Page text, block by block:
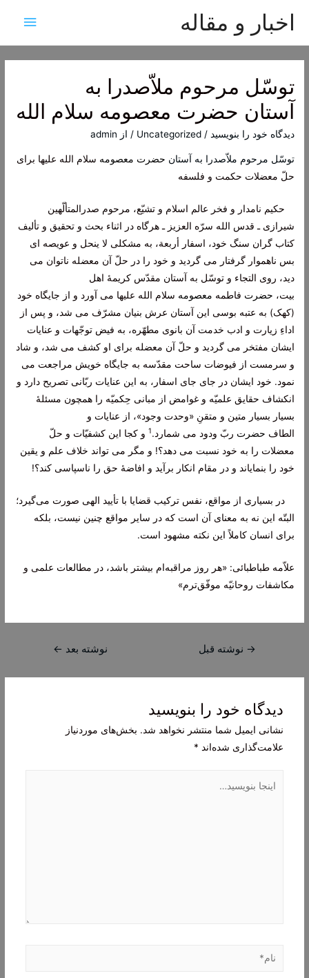
اخبار و مقاله
اصلی
توسّل مرحوم ملاّصدرا به
آستان حضرت معصومه سلام الله
دیدگاه‌ خود را بنویسید /
Uncategorized / از admin
توسّل مرحوم ملاّصدرا به آستان حضرت معصومه سلام الله علیها برای
حلّ معضلات حکمت و فلسفه
حکیم نامدار و فخر عالم اسلام و تشیّع، مرحوم صدرالمتألّهین
شیرازی ـ قدس الله سرّه العزیز ـ هرگاه در اثناء بحث و تحقیق و تألیف
کتاب گران سنگ خود، اسفار أربعة، به مشکلی لا ینحل و عویصه ای
بس ناهموار گرفتار می گردید و خود را در حلّ آن معضله ناتوان می
دید، روی التجاء و توسّل به آستان مقدّس کریمۀ اهل
بیت، حضرت فاطمه معصومه سلام الله علیها می آورد و از جایگاه خود
(کهک) به عتبه بوسی این آستان عرش بنیان مشرّف می شد، و پس از
اداءِ زیارت و ادب خدمت آن بانوی مطهّره، به فیض توجّهات و عنایات
ایشان مفتخر می گردید و حلّ آن معضله برای او کشف می شد، و شاد
و سرمست از فیوضات ساحت مقدّسه به جایگاه خویش مراجعت می
نمود. خود ایشان در جای جای اسفار ، به این عنایات ربّانی تصریح دارد و
انکشاف حقایق علمیّه و غوامض از مبانی حِکمیّه را همچون مسئلۀ
بسیار بسیار متین و متقنِ «وحدت وجود»، از عنایات و
الطاف حضرت ربّ ودود می شمارد.1 و کجا این کشفیّات و حلّ
معضلات را به خود نسبت می دهد؟! و مگر می تواند خلاف علم و یقین
خود را بنمایاند و در مقام انکار برآید و افاضۀ حق را ناسپاسی کند؟!
در بسیاری از مواقع، نفس ترکیب قضایا با تأیید الهی صورت می‌گیرد؛
البتّه این نه به معنای آن است که در سایر مواقع چنین نیست، بلکه
برای انسان کاملاً این نکته مشهود است.
علاّمه طباطبائی: «هر روز مراقبه‌ام بیشتر باشد، در مطالعات علمی و
مکاشفات روحانیّه موفّق‌ترم»
راهبری
→ نوشته قبل نوشته بعد ←
دیدگاه‌ خود را بنویسید
نشانی ایمیل شما منتشر نخواهد شد. بخش‌های موردنیاز
علامت‌گذاری شده‌اند *
بنویسید…
نام*